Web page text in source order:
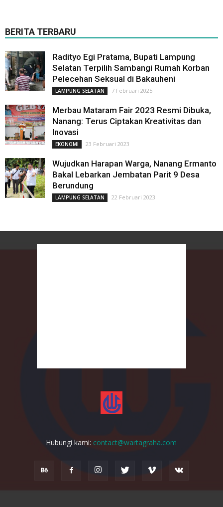
BERITA TERBARU
Radityo Egi Pratama, Bupati Lampung
Selatan Terpilih Sambangi Rumah Korban
Pelecehan Seksual di Bakauheni
LAMPUNG SELATAN 7 Februari 2025
Merbau Mataram Fair 2023 Resmi Dibuka,
Nanang: Terus Ciptakan Kreativitas dan
Inovasi
EKONOMI 23 Februari 2023
Wujudkan Harapan Warga, Nanang Ermanto
Bakal Lebarkan Jembatan Parit 9 Desa
Berundung
LAMPUNG SELATAN 22 Februari 2023
Hubungi kami: contact@wartagraha.com